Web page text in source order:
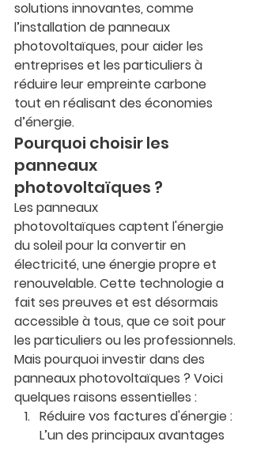
solutions innovantes, comme
l’installation de panneaux
photovoltaïques, pour aider les
entreprises et les particuliers à
réduire leur empreinte carbone
tout en réalisant des économies
d’énergie.
Pourquoi choisir les
panneaux
photovoltaïques ?
Les panneaux
photovoltaïques captent l'énergie
du soleil pour la convertir en
électricité, une énergie propre et
renouvelable. Cette technologie a
fait ses preuves et est désormais
accessible à tous, que ce soit pour
les particuliers ou les professionnels.
Mais pourquoi investir dans des
panneaux photovoltaïques ? Voici
quelques raisons essentielles :
Réduire vos factures d'énergie :
L’un des principaux avantages